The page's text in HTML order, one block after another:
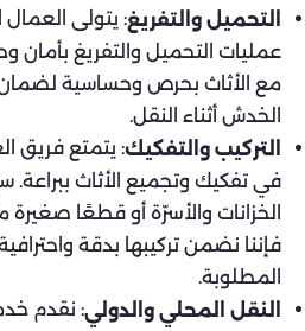
التحميل والتفريغ: يتولى العمال
عمليات التحميل والتفريغ بأمان
مع الأثاث بحرص وحساسية
الخدش أثناء النقل.
التركيب والتفكيك: يتمتع فريق
في تفكيك وتجميع الأثاث ببراعة.
الخزانات والأسرّة أو قطعًا صغيرة
فإننا نضمن تركيبها بدقة
المطلوبة.
النقل المحلي والدولي: نقدم